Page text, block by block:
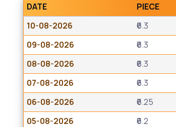
DATE PIECE
10-08-2026
₹6.3
09-08-2026
₹6.3
08-08-2026
₹6.3
07-08-2026
₹6.3
06-08-2026
₹6.25
05-08-2026
₹6.2